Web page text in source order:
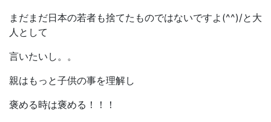
まだまだ日本の若者も捨てたものではないですよ(^^)/と大
人として
言いたいし。。
親はもっと子供の事を理解し
褒める時は褒める！！！